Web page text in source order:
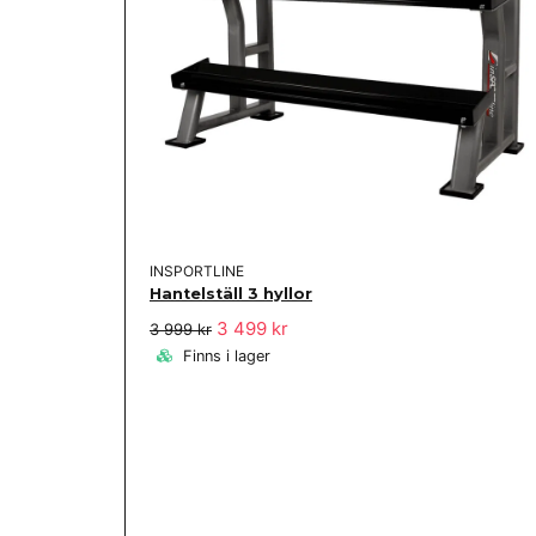
INSPORTLINE
Hantelställ 3 hyllor
3 999 kr 3 499 kr
Finns i lager